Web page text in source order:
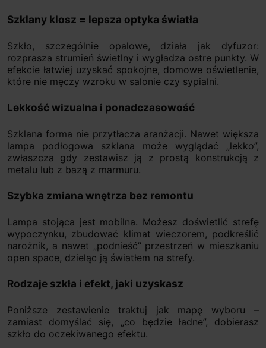
Szklany klosz = lepsza optyka światła
Szkło, szczególnie opalowe, działa jak dyfuzor:
rozprasza strumień świetlny i wygładza ostre punkty. W
efekcie łatwiej uzyskać spokojne, domowe oświetlenie,
które nie męczy wzroku w salonie czy sypialni.
Lekkość wizualna i ponadczasowość
Szklana forma nie przytłacza aranżacji. Nawet większa
lampa podłogowa szklana może wyglądać „lekko”,
zwłaszcza gdy zestawisz ją z prostą konstrukcją z
metalu lub z bazą z marmuru.
Szybka zmiana wnętrza bez remontu
Lampa stojąca jest mobilna. Możesz doświetlić strefę
wypoczynku, zbudować klimat wieczorem, podkreślić
narożnik, a nawet „podnieść” przestrzeń w mieszkaniu
open space, dzieląc ją światłem na strefy.
Rodzaje szkła i efekt, jaki uzyskasz
Poniższe zestawienie traktuj jak mapę wyboru –
zamiast domyślać się, „co będzie ładne”, dobierasz
szkło do oczekiwanego efektu.